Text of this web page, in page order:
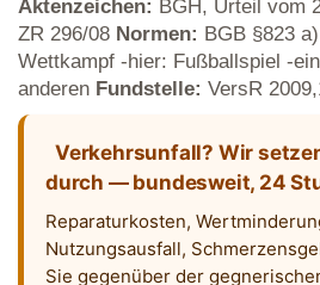
Aktenzeichen: BGH, Urteil vom
ZR 296/08 Normen: BGB §823
Wettkampf -hier: Fußballspiel -
anderen Fundstelle: VersR
Verkehrsunfall? Wir
durch — bundesweit, 24
Reparaturkosten,
Nutzungsausfall,
Sie gegenüber der